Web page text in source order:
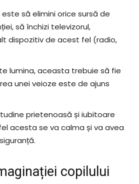
să elimini orice sursă de
să închizi televizorul,
dispozitiv de acest fel (radio,
lumina, aceasta trebuie să fie
unei veioze este de ajuns
prietenoasă și iubitoare
acesta se va calma și va avea
copilului